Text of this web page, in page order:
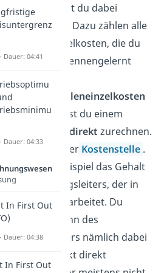
Produkt nennst du dabei
Kostenträger
. Dazu zählen alle
Arten der Einzelkosten, die du
oben bereits kennengelernt
hast.
Die
Kostenstelleneinzelkosten
dagegen kannst du einem
direkt zurechnen.
Dafür aber einerKostenstelle .
Das ist zum Beispiel das Gehalt
eines Abteilungsleiters, der in
der Fertigung arbeitet. Du
kannst den Lohn des
Abteilungsleiters nämlich dabei
keinem Produkt direkt
Dauer: 04:41
Dauer: 04:33
In First Out
Dauer: 04:38
In First Out